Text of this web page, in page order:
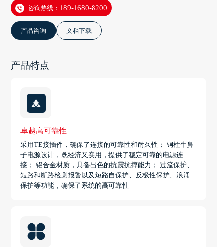
咨询热线： 189-1680-8200
产品咨询 文档下载
产品特点
卓越高可靠性
采用TE接插件，确保了连接的可靠性和耐久性； 铜柱牛鼻
子电源设计，既经济又实用，提供了稳定可靠的电源连
接； 铝合金材质，具备出色的抗震抗摔能力； 过流保护、
短路和断路检测报警以及短路自保护、反极性保护、浪涌
保护等功能，确保了系统的高可靠性